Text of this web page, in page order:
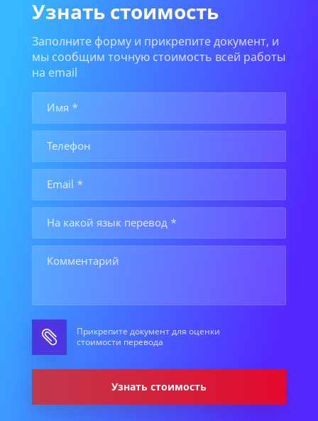
Узнать стоимость
Заполните форму и прикрепите документ, и
мы сообщим точную стоимость всей работы
на email
Прикрепите документ для оценки
стоимости перевода
Узнать стоимость